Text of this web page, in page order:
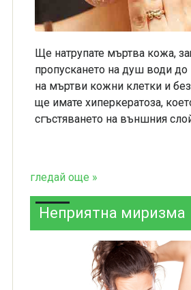
Ще натрупате мъртва кожа,
пропускането на душ води
на мъртви кожни клетки и
ще имате хиперкератоза,
сгъстяването на външния
гледай още »
Неприятна миризма